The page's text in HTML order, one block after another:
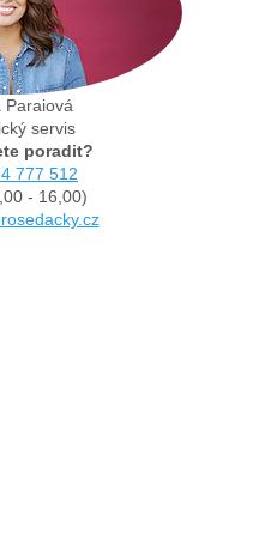
Paraiová
servis
poradit?
777 512
- 16,00)